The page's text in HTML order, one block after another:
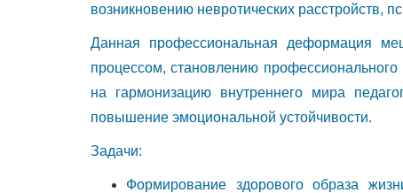
возникновению невротических расстройств,
Данная профессиональная деформация
процессом, становлению
на гармонизацию внутреннего мира
повышение эмоциональной устойчивости.
Задачи:
Формирование здорового образа